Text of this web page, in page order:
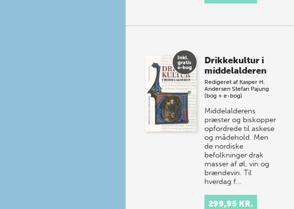
Drikkekultur i
middelalderen
Redigeret af Kasper H.
Andersen Stefan Pajung
(bog + e-bog)
Middelalderens
præster og biskopper
opfordrede til askese
og mådehold. Men
de nordiske
befolkninger drak
masser af øl, vin og
brændevin. Til
hverdag f…
299,95 KR.